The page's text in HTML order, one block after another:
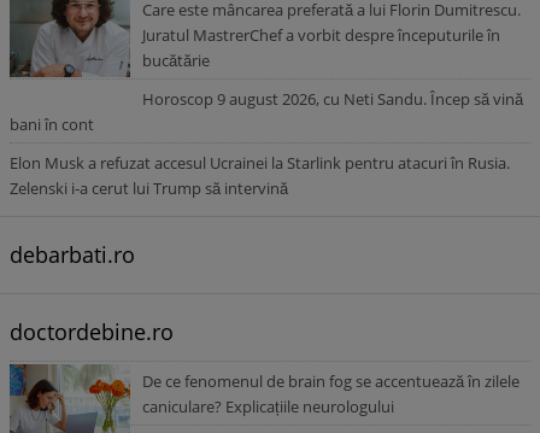
Care este mâncarea preferată a lui Florin Dumitrescu.
Juratul MastrerChef a vorbit despre începuturile în
bucătărie
Horoscop 9 august 2026, cu Neti Sandu. Încep să vină
bani în cont
Elon Musk a refuzat accesul Ucrainei la Starlink pentru atacuri în Rusia.
Zelenski i-a cerut lui Trump să intervină
debarbati.ro
doctordebine.ro
De ce fenomenul de brain fog se accentuează în zilele
caniculare? Explicațiile neurologului